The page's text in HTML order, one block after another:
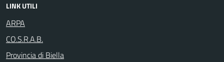
LINK UTILI
ARPA
CO.S.R.A.B.
Provincia di Biella